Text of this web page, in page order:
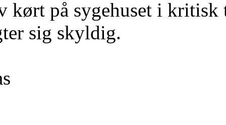
kørt på sygehuset i kritisk
sig skyldig.